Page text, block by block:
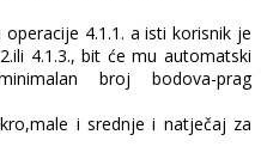
4.1.1. a isti korisnik je
4.1.3., bit će mu automatski
broj bodova-prag
i srednje i natječaj za